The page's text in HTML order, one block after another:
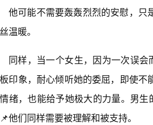
他可能不需要轰轰烈烈的安慰，只
温暖。
同样，当一个女生，因为一次误会
印象，耐心倾听她的委屈，即使
绪，也能给予她极大的力量。男
他们同样需要被理解和被支持。